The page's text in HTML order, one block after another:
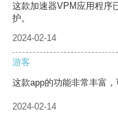
这款加速器VPM应用程序
护。
2024-02-14
游客
这款app的功能非常丰富，
2024-02-14